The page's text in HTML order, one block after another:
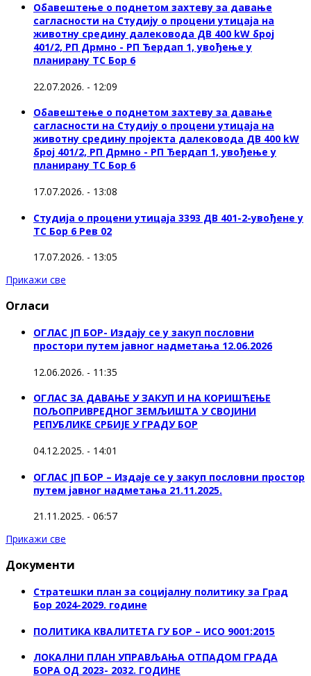
Обавештење о поднетом захтеву за давање
сагласности на Студију о процени утицаја на
животну средину далековода ДВ 400 kW број
401/2, РП Дрмно - РП Ђердап 1, увођење у
планирану ТС Бор 6
22.07.2026. - 12:09
Обавештење о поднетом захтеву за давање
сагласности на Студију о процени утицаја на
животну средину пројекта далековода ДВ 400 kW
број 401/2, РП Дрмно - РП Ђердап 1, увођење у
планирану ТС Бор 6
17.07.2026. - 13:08
Студија о процени утицаја 3393 ДВ 401-2-увођене у
ТС Бор 6 Рев 02
17.07.2026. - 13:05
Прикажи све
Огласи
ОГЛАС ЈП БОР- Издају се у закуп пословни
простори путем јавног надметања 12.06.2026
12.06.2026. - 11:35
ОГЛАС ЗА ДАВАЊЕ У ЗАКУП И НА КОРИШЋЕЊЕ
ПОЉОПРИВРЕДНОГ ЗЕМЉИШТА У СВОЈИНИ
РЕПУБЛИКЕ СРБИЈЕ У ГРАДУ БОР
04.12.2025. - 14:01
ОГЛАС ЈП БОР – Издаје се у закуп пословни простор
путем јавног надметања 21.11.2025.
21.11.2025. - 06:57
Прикажи све
Документи
Стратешки план за социјалну политику за Град
Бор 2024-2029. године
ПОЛИТИКА КВАЛИТЕТА ГУ БОР – ИСО 9001:2015
ЛОКАЛНИ ПЛАН УПРАВЉАЊА ОТПАДОМ ГРАДА
БОРА ОД 2023- 2032. ГОДИНЕ